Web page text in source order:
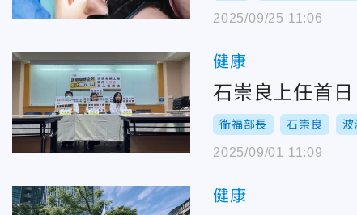
2025/09/25 11:06
健康
石崇良上任首
衛福部長 石崇良 波
2025/09/01 11:09
健康